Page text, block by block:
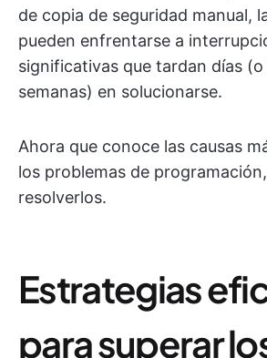
de copia de seguridad manual,
pueden enfrentarse a
significativas que tardan días (o
semanas) en solucionarse.
Ahora que conoce las causas
los problemas de
resolverlos.
Estrategias
para superar